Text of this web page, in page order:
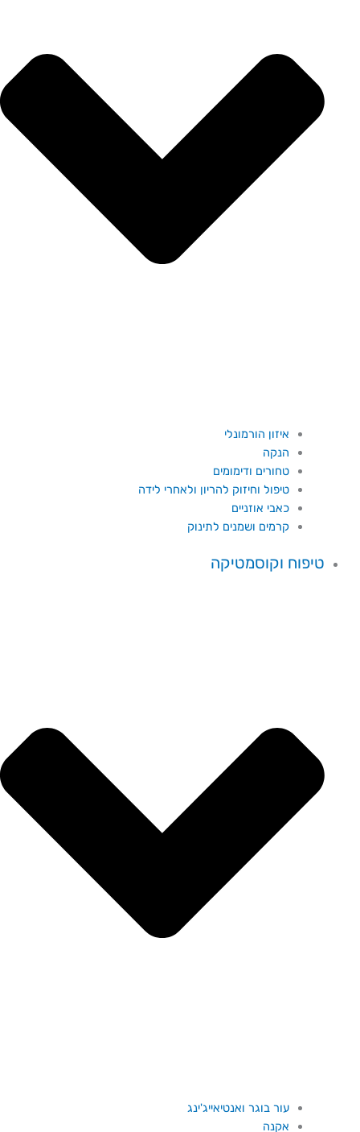
איזון הורמונלי
הנקה
טחורים ודימומים
טיפול וחיזוק להריון ולאחרי לידה
כאבי אוזניים
קרמים ושמנים לתינוק
טיפוח וקוסמטיקה
עור בוגר ואנטיאייג'ינג
אקנה